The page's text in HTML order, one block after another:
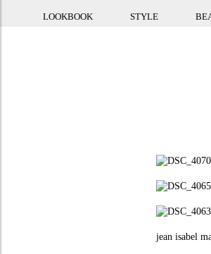
LOOKBOOK STYLE
jean isabel